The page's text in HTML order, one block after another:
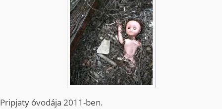
Pripjaty óvodája 2011-ben.